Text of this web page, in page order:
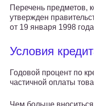
Перечень предметов,
утвержден
от 19 января 1998
Условия
Годовой процент по
частичной оплаты